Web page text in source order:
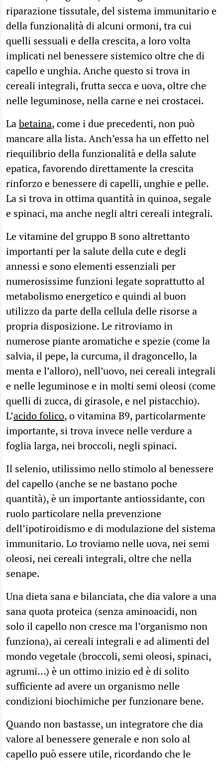
riparazione tissutale, del sistema immunitario e
della funzionalità di alcuni ormoni, tra cui
quelli sessuali e della crescita, a loro volta
implicati nel benessere sistemico oltre che di
capello e unghia. Anche questo si trova in
cereali integrali, frutta secca e uova, oltre che
nelle leguminose, nella carne e nei crostacei.
Labetaina, come i due precedenti, non può
mancare alla lista. Anch’essa ha un effetto nel
riequilibrio della funzionalità e della salute
epatica, favorendo direttamente la crescita
rinforzo e benessere di capelli, unghie e pelle.
La si trova in ottima quantità in quinoa, segale
e spinaci, ma anche negli altri cereali integrali.
Le vitamine del gruppo B sono altrettanto
importanti per la salute della cute e degli
annessi e sono elementi essenziali per
numerosissime funzioni legate soprattutto al
metabolismo energetico e quindi al buon
utilizzo da parte della cellula delle risorse a
propria disposizione. Le ritroviamo in
numerose piante aromatiche e spezie (come la
salvia, il pepe, la curcuma, il dragoncello, la
menta e l’alloro), nell’uovo, nei cereali integrali
e nelle leguminose e in molti semi oleosi (come
quelli di zucca, di girasole, e nel pistacchio).
L’acido folico, o vitamina B9, particolarmente
importante, si trova invece nelle verdure a
foglia larga, nei broccoli, negli spinaci.
Il selenio, utilissimo nello stimolo al benessere
del capello (anche se ne bastano poche
quantità), è un importante antiossidante, con
ruolo particolare nella prevenzione
dell’ipotiroidismo e di modulazione del sistema
immunitario. Lo troviamo nelle uova, nei semi
oleosi, nei cereali integrali, oltre che nella
senape.
Una dieta sana e bilanciata, che dia valore a una
sana quota proteica (senza aminoacidi, non
solo il capello non cresce ma l’organismo non
funziona), ai cereali integrali e ad alimenti del
mondo vegetale (broccoli, semi oleosi, spinaci,
agrumi…) è un ottimo inizio ed è di solito
sufficiente ad avere un organismo nelle
condizioni biochimiche per funzionare bene.
Quando non bastasse, un integratore che dia
valore al benessere generale e non solo al
capello può essere utile, ricordando che le